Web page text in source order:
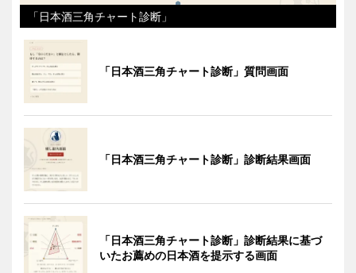
「日本酒三角チャート診断」
「日本酒三角チャート診断」質問画面
「日本酒三角チャート診断」診断結果画面
「日本酒三角チャート診断」診断結果に基づ
いたお薦めの日本酒を提示する画面